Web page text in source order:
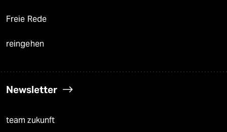
Freie Rede
reingehen
Newsletter
team zukunft